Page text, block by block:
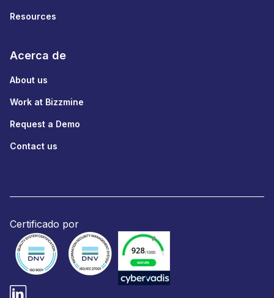
Resources
Acerca de
About us
Work at Bizzmine
Request a Demo
Contact us
Certificado por